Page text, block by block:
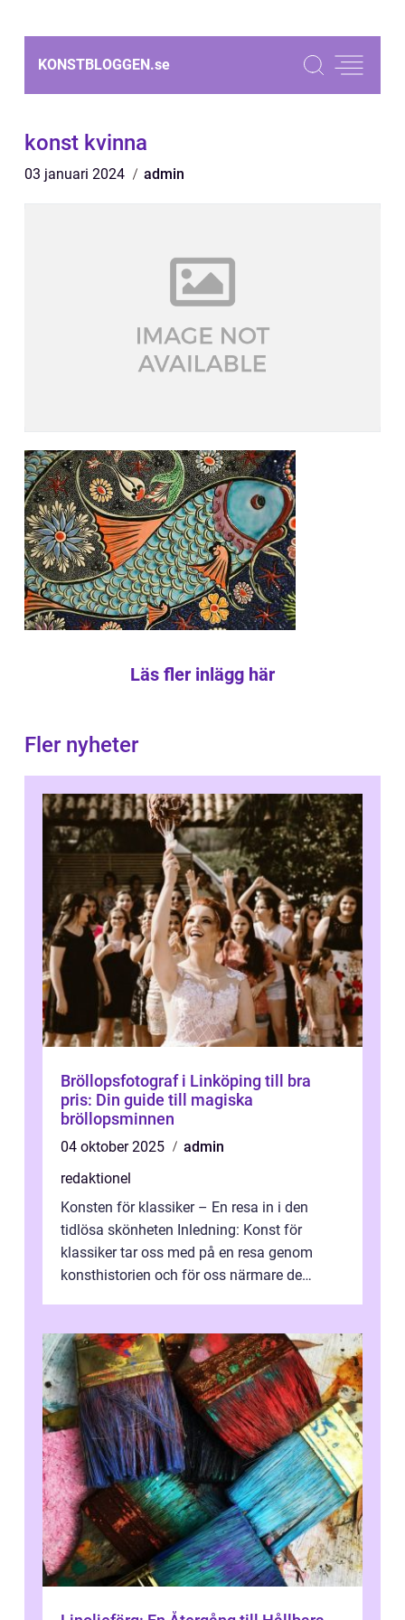
KONSTBLOGGEN.se
konst kvinna
03 januari 2024 admin
Läs fler inlägg här
Fler nyheter
Bröllopsfotograf i Linköping till bra
pris: Din guide till magiska
bröllopsminnen
04 oktober 2025
admin
redaktionel
Konsten för klassiker – En resa in i den
tidlösa skönheten Inledning: Konst för
klassiker tar oss med på en resa genom
konsthistorien och för oss närmare de